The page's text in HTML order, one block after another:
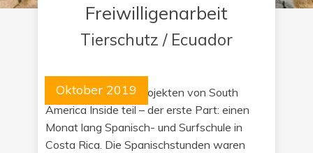
Freiwilligenarbeit
Tierschutz / Ecuador
Oktober 2019
Ich nahm an zwei Projekten von South
America Inside teil – der erste Part: einen
Monat lang Spanisch- und Surfschule in
Costa Rica. Die Spanischstunden waren